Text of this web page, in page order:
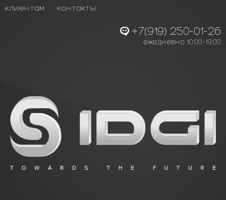
клиентам
контакты
+7(919) 250-01-26
ежедневно 10:00-19:00